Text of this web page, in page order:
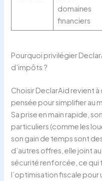
domaines
financiers
Pourquoi privilégier
d’impôts ?
Choisir DeclarAid revient
pensée pour simplifier au
Sa prise en main rapide,
particuliers (comme les
son gain de temps sont
d’autres offres, elle joint
sécurité renforcée, ce
l’optimisation fiscale pour